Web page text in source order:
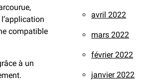
compatible
à un
avril 2022
mars 2022
février 2022
janvier 2022